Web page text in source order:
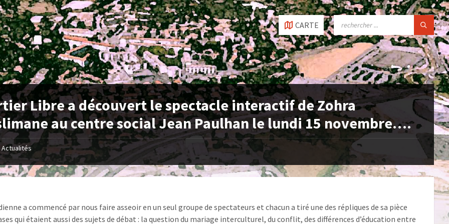
CARTE
SEARCH:
Libre a découvert le spectacle interactif de Zohra
au centre social Jean Paulhan le lundi 15 novembre….
Actualités
a commencé par nous faire asseoir en un seul groupe de spectateurs et chacun a tiré une des répliques de sa pièce
qui étaient aussi des sujets de débat : la question du mariage interculturel, du conflit, des différences d’éducation entre